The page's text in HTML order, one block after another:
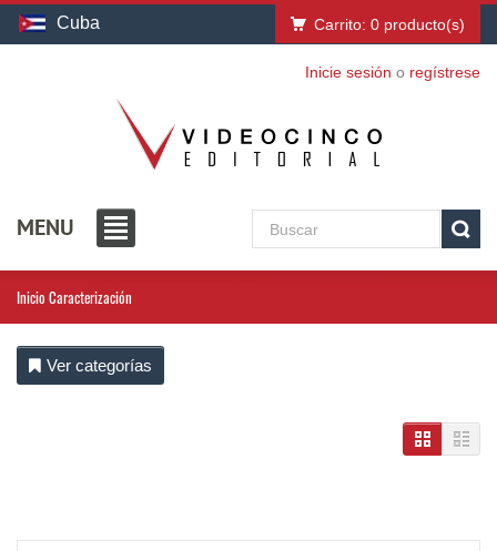
Cuba Carrito: 0 producto(s)
Inicie sesión o regístrese
MENU
Inicio Caracterización
Ver categorías